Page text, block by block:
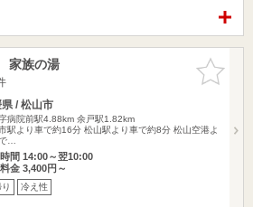
お気に入
りに追加
家族の湯
/ 松山市
病院前駅4.88km 余戸駅1.82km
駅より車で約16分 松山駅より車で約8分 松山空港よ
…
間 14:00～翌10:00
金 3,400円～
冷え性